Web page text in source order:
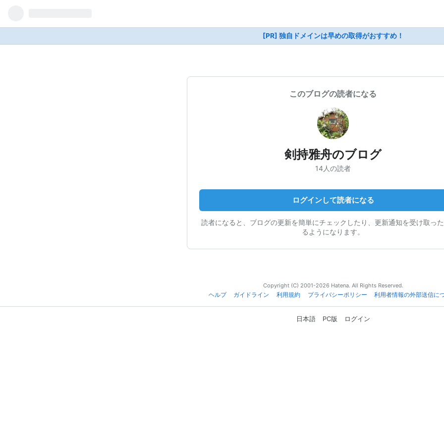
[PR] 独自ドメインは早めの取得がおすすめ！
このブログの読者になる
剣持雅舟のブログ
14人の読者
ログインして読者になる
読者になると、ブログの更新を簡単にチェックしたり、更新通知を受け取っ
るようになります。
Copyright (C) 2001-2026 Hatena. All Rights Reserved.
ヘルプ
ガイドライン 利用規約 プライバシーポリシー 利用者情報の外部送信に
日本語 PC版 ログイン